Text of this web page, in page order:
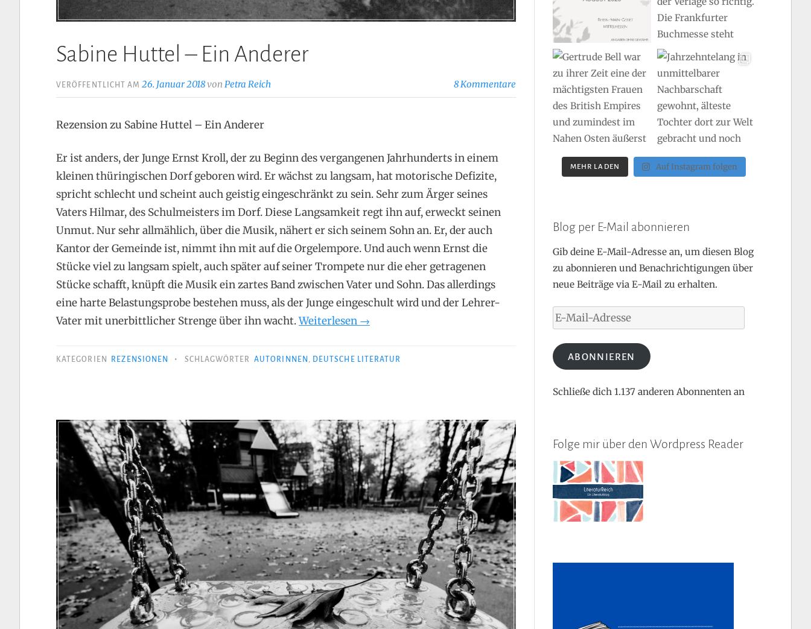
Sabine Huttel – Ein Anderer
VERÖFFENTLICHT AM26. Januar 2018vonPetra Reich 8 Kommentare
Rezension zu Sabine Huttel – Ein Anderer
Er ist anders, der Junge Ernst Kroll, der zu Beginn des vergangenen Jahrhunderts in einem
kleinen thüringischen Dorf geboren wird. Er wächst zu langsam, hat motorische Defizite,
spricht schlecht und scheint auch geistig eingeschränkt zu sein. Sehr zum Ärger seines
Vaters Hilmar, des Schulmeisters im Dorf. Diese Langsamkeit regt ihn auf, erweckt seinen
Unmut. Nur sehr allmählich, über die Musik, nähert er sich seinem Sohn an. Er, der auch
Kantor der Gemeinde ist, nimmt ihn mit auf die Orgelempore. Und auch wenn Ernst die
Stücke viel zu langsam spielt, auch später auf seiner Trompete nur die eher getragenen
Stücke schafft, knüpft die Musik ein zartes Band zwischen Vater und Sohn. Das allerdings
eine harte Belastungsprobe bestehen muss, als der Junge eingeschult wird und der Lehrer-
Vater mit unerbittlicher Strenge über ihn wacht.Weiterlesen „Sabine
–
→
KATEGORIEN REZENSIONEN • SCHLAGWÖRTER AUTORINNEN , DEUTSCHE LITERATUR
MEHR LADEN Auf Instagram folgen
Blog per E-Mail abonnieren
Gib deine E-Mail-Adresse an, um diesen Blog
zu abonnieren und Benachrichtigungen über
neue Beiträge via E-Mail zu erhalten.
E-
Mail-
Adresse
ABONNIEREN
Schließe dich 1.137 anderen Abonnenten an
Folge mir über den Wordpress Reader